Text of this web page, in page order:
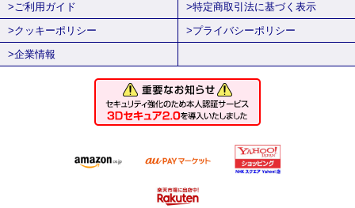
>ご利用ガイド
>特定商取引法に基づく表示
>クッキーポリシー
>プライバシーポリシー
>企業情報